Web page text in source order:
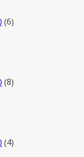
6товаров
8товаров
4товара